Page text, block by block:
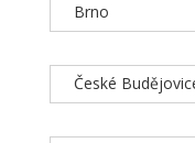
Brno
České